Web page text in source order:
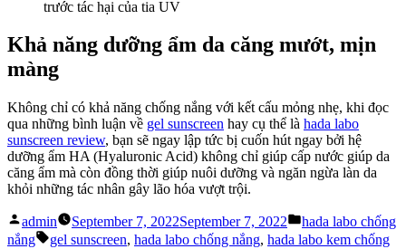
Khả năng dưỡng ẩm da căng mướt, mịn
màng
Không chỉ có khả năng chống nắng với kết cấu mỏng nhẹ, khi đọc
qua những bình luận về gel sunscreen hay cụ thể là hada labo
sunscreen review, bạn sẽ ngay lập tức bị cuốn hút ngay bởi hệ
dưỡng ẩm HA (Hyaluronic Acid) không chỉ giúp cấp nước giúp da
căng ẩm mà còn đồng thời giúp nuôi dưỡng và ngăn ngừa làn da
khỏi những tác nhân gây lão hóa vượt trội.
Posted
by
admin September 7, 2022September 7, 2022
Posted
in
hada labo chống
nắng
Tags:
gel sunscreen, hada labo chống nắng, hada labo kem chống